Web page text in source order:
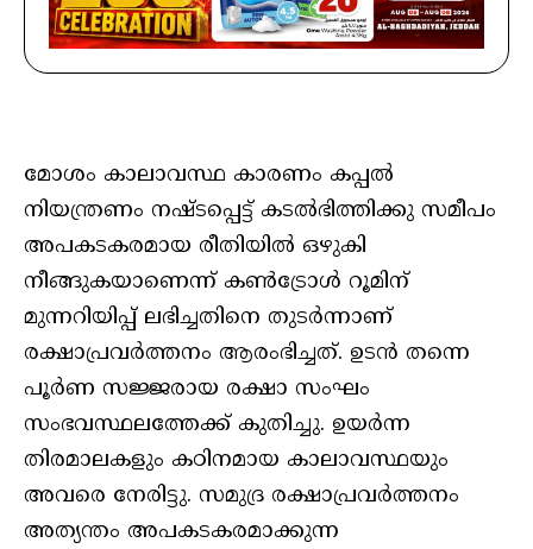
മോശം കാലാവസ്ഥ കാരണം കപ്പല്‍
നിയന്ത്രണം നഷ്ടപ്പെട്ട് കടല്‍ഭിത്തിക്കു സമീപം
അപകടകരമായ രീതിയില്‍ ഒഴുകി
നീങ്ങുകയാണെന്ന് കണ്‍ട്രോള്‍ റൂമിന്
മുന്നറിയിപ്പ് ലഭിച്ചതിനെ തുടര്‍ന്നാണ്
രക്ഷാപ്രവര്‍ത്തനം ആരംഭിച്ചത്. ഉടന്‍ തന്നെ
പൂര്‍ണ സജ്ജരായ രക്ഷാ സംഘം
സംഭവസ്ഥലത്തേക്ക് കുതിച്ചു. ഉയര്‍ന്ന
തിരമാലകളും കഠിനമായ കാലാവസ്ഥയും
അവരെ നേരിട്ടു. സമുദ്ര രക്ഷാപ്രവര്‍ത്തനം
അത്യന്തം അപകടകരമാക്കുന്ന